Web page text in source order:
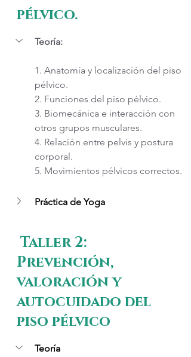
pélvico.
Teoría:
1. Anatomía y localización del piso
pélvico.
2. Funciones del piso pélvico.
3. Biomecánica e interacción con
otros grupos musculares.
4. Relación entre pelvis y postura
corporal.
5. Movimientos pélvicos correctos.
Práctica de Yoga
Prevención,
valoración y
autocuidado del
piso pélvico
Teoría